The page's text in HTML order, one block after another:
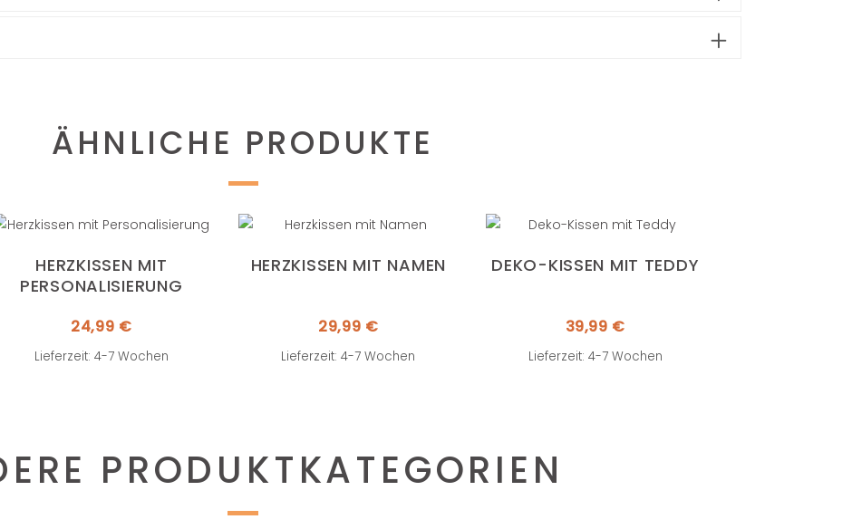
ÄHNLICHE PRODUKTE
HERZKISSEN MIT
PERSONALISIERUNG
24,99 €
Lieferzeit: 4-7 Wochen
HERZKISSEN MIT NAMEN
29,99 €
Lieferzeit: 4-7 Wochen
DEKO-KISSEN MIT TEDDY
39,99 €
Lieferzeit: 4-7 Wochen
PRODUKTKATEGORIEN